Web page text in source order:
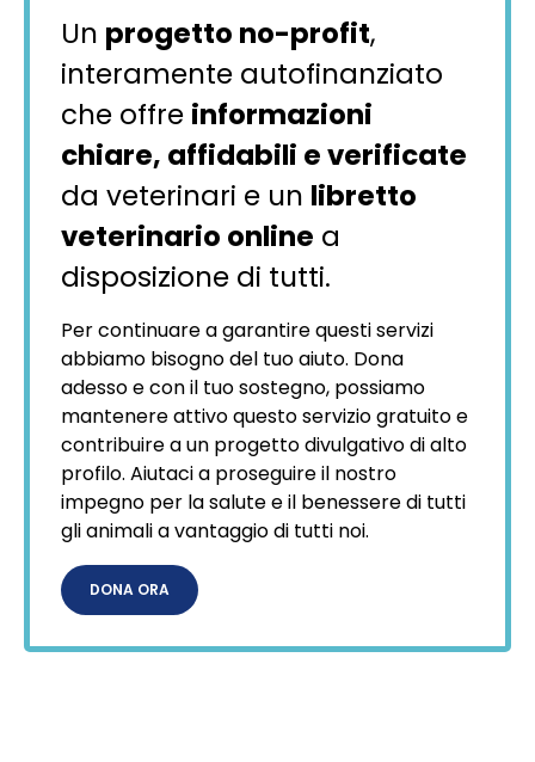
Un progetto no-profit,
interamente autofinanziato
che offre informazioni
chiare, affidabili e verificate
da veterinari e un libretto
veterinario online a
disposizione di tutti.
Per continuare a garantire questi servizi
abbiamo bisogno del tuo aiuto. Dona
adesso e con il tuo sostegno, possiamo
mantenere attivo questo servizio gratuito e
contribuire a un progetto divulgativo di alto
profilo. Aiutaci a proseguire il nostro
impegno per la salute e il benessere di tutti
gli animali a vantaggio di tutti noi.
DONA ORA